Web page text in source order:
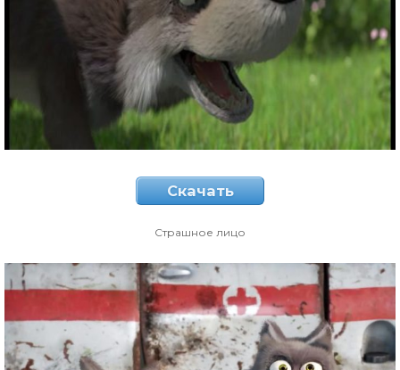
Скачать
Страшное лицо